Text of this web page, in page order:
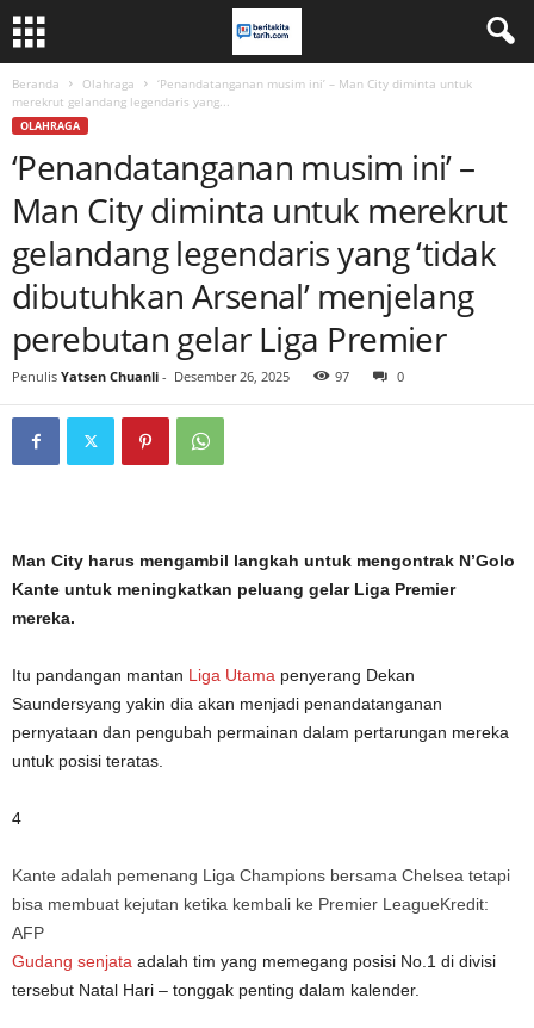
Beranda Olahraga
‘Penandatanganan musim ini’ – Man City diminta untuk
merekrut gelandang legendaris yang...
OLAHRAGA
‘Penandatanganan musim ini’ –
Man City diminta untuk merekrut
gelandang legendaris yang ‘tidak
dibutuhkan Arsenal’ menjelang
perebutan gelar Liga Premier
Penulis Yatsen Chuanli - Desember 26, 2025 97 0
Man City harus mengambil langkah untuk mengontrak N’Golo
Kante untuk meningkatkan peluang gelar Liga Premier
mereka.
Itu pandangan mantan Liga Utama penyerang Dekan
Saundersyang yakin dia akan menjadi penandatanganan
pernyataan dan pengubah permainan dalam pertarungan mereka
untuk posisi teratas.
4
Kante adalah pemenang Liga Champions bersama Chelsea tetapi
bisa membuat kejutan ketika kembali ke Premier LeagueKredit:
AFP
Gudang senjata adalah tim yang memegang posisi No.1 di divisi
tersebut Natal Hari – tonggak penting dalam kalender.